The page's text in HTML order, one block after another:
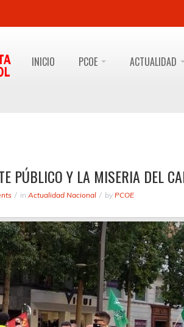
INICIO PCOE ACTUALIDAD
PÚBLICO Y LA MISERIA DEL
in Actualidad Nacional by PCOE